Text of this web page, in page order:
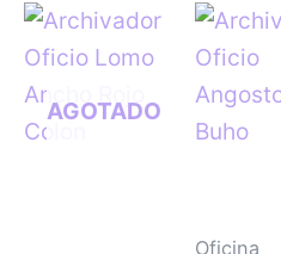
AGOTADO
Oficina